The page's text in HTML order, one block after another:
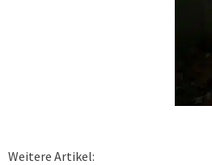
Weitere Artikel: